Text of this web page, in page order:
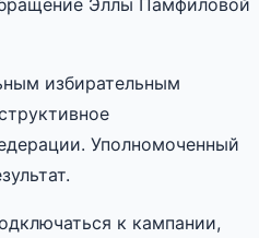
Эллы Памфиловой
избирательным
Уполномоченный
к кампании,